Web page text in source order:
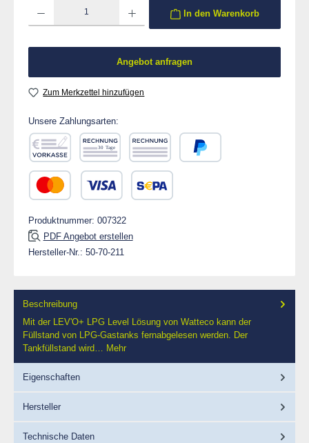
In den Warenkorb
Angebot anfragen
Zum Merkzettel hinzufügen
Unsere Zahlungsarten:
Vorkasse Rechnung 30 Tage
Rechnung
Produktnummer: 007322
PDF Angebot erstellen
Hersteller-Nr.: 50-70-211
Beschreibung
Mit der LEV'O+ LPG Level Lösung von Watteco kann der
Füllstand von LPG-Gastanks fernabgelesen werden. Der
Tankfüllstand wird… Mehr
Eigenschaften
Hersteller
Technische Daten